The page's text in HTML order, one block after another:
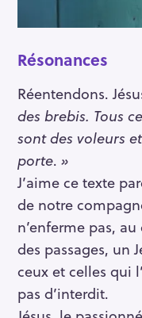
Résonances
Réentendons.
des brebis. Tous
sont des voleurs
porte. »
J’aime ce texte
de notre
n’enferme pas,
des passages, un
ceux et celles qui
pas d’interdit.